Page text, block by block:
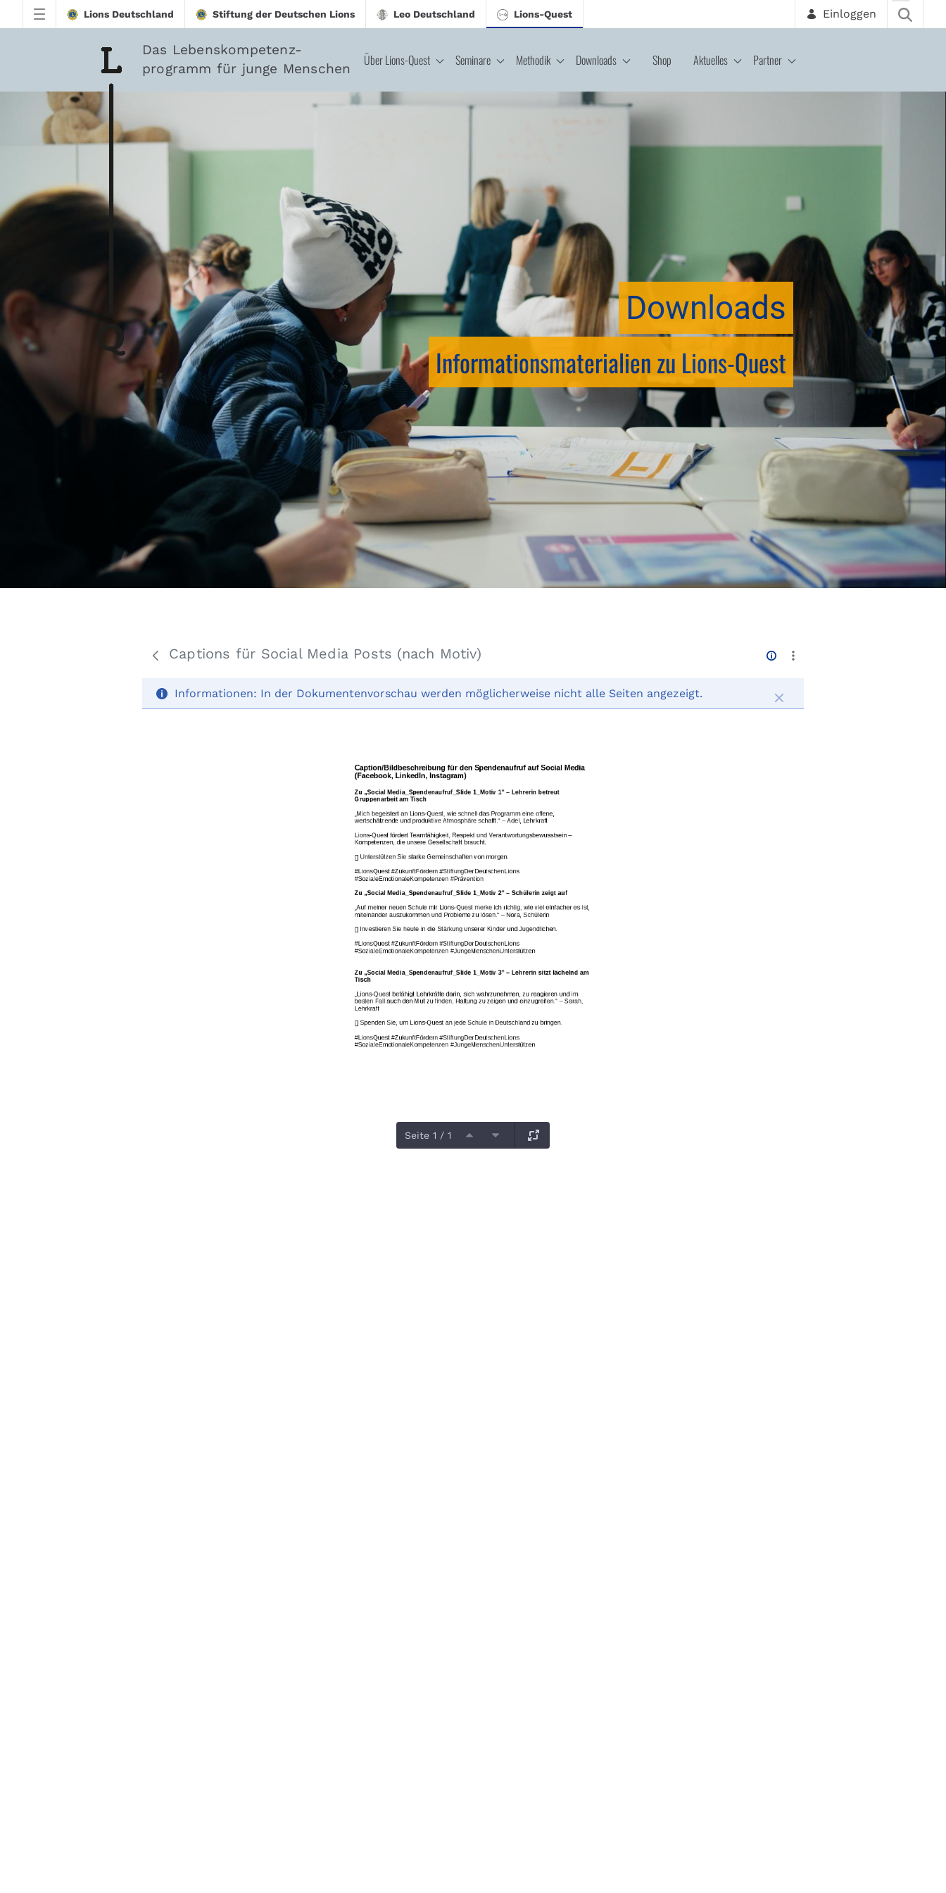
Zum Hauptinhalt springen
Lions Deutschland Stiftung der Deutschen Lions Leo Deutschland Lions-Quest Einloggen
Das Lebenskompetenz-
programm für junge Menschen
Über Lions-Quest Seminare Methodik Downloads Shop Aktuelles Partner
downloadtest20260213CJ - Lions-Quest
Downloads
Informationsmaterialien zu Lions-Quest
Captions für Social Media Posts (nach Motiv)
Informationen: In der Dokumentenvorschau werden möglicherweise nicht alle Seiten angezeigt.
Seite 1 / 1